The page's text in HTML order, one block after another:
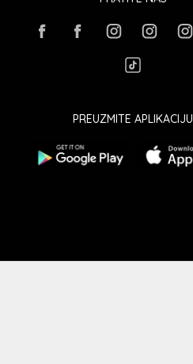
PREUZMITE APLIKACIJU